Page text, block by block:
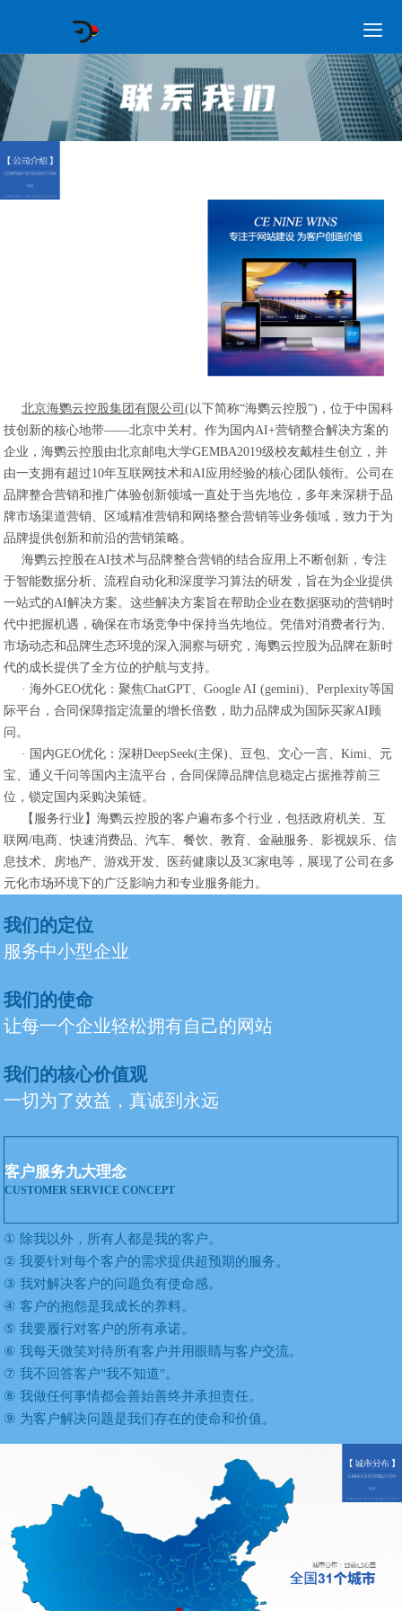

首页
GEO常见问题
GEO优化
海外GEO
网络营销
企业培训
软件开发
政策申报
资讯中心
关于我们
北京海鹦云控股集团有限公司(以下简称“海鹦云控股”)，位于中国科
技创新的核心地带——北京中关村。作为国内AI+营销整合解决方案的
企业，海鹦云控股由北京邮电大学GEMBA2019级校友戴桂生创立，并
由一支拥有超过10年互联网技术和AI应用经验的核心团队领衔。公司在
品牌整合营销和推广体验创新领域一直处于当先地位，多年来深耕于品
牌市场渠道营销、区域精准营销和网络整合营销等业务领域，致力于为
品牌提供创新和前沿的营销策略。
海鹦云控股在AI技术与品牌整合营销的结合应用上不断创新，专注
于智能数据分析、流程自动化和深度学习算法的研发，旨在为企业提供
一站式的AI解决方案。这些解决方案旨在帮助企业在数据驱动的营销时
代中把握机遇，确保在市场竞争中保持当先地位。凭借对消费者行为、
市场动态和品牌生态环境的深入洞察与研究，海鹦云控股为品牌在新时
代的成长提供了全方位的护航与支持。
· 海外GEO优化：聚焦ChatGPT、Google AI (gemini)、Perplexity等国
际平台，合同保障指定流量的增长倍数，助力品牌成为国际买家AI顾
问。
· 国内GEO优化：深耕DeepSeek(主保)、豆包、文心一言、Kimi、元
宝、通义千问等国内主流平台，合同保障品牌信息稳定占据推荐前三
位，锁定国内采购决策链。
【服务行业】海鹦云控股的客户遍布多个行业，包括政府机关、互
联网/电商、快速消费品、汽车、餐饮、教育、金融服务、影视娱乐、信
息技术、房地产、游戏开发、医药健康以及3C家电等，展现了公司在多
元化市场环境下的广泛影响力和专业服务能力。
我们的定位
服务中小型企业
我们的使命
让每一个企业轻松拥有自己的网站
我们的核心价值观
一切为了效益，真诚到永远
客户服务九大理念
CUSTOMER SERVICE CONCEPT
① 除我以外，所有人都是我的客户。
② 我要针对每个客户的需求提供超预期的服务。
③ 我对解决客户的问题负有使命感。
④ 客户的抱怨是我成长的养料。
⑤ 我要履行对客户的所有承诺。
⑥ 我每天微笑对待所有客户并用眼睛与客户交流。
⑦ 我不回答客户"我不知道"。
⑧ 我做任何事情都会善始善终并承担责任。
⑨ 为客户解决问题是我们存在的使命和价值。